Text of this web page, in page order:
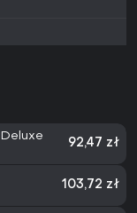
92,47 zł
103,72 zł